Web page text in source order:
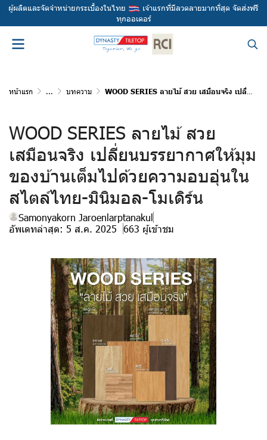
ผู้ผลิตและจัดจำหน่ายกระเบื้องในไทย
เจ้าแรกที่มีลวดลายมากที่สุด จัดส่งฟรี
ทุกออเดอร์
หน้าแรก ... บทความ WOOD SERIES ลายไม้ สวย เสมือนจริง เปลี่ยนบรรยากาศให้มุมของบ้านเต็มไปด้วยความอบอุ่นในสไตล์ไทย-มินิมอล-โมเดิร์น
WOOD SERIES ลายไม้ สวย
เสมือนจริง เปลี่ยนบรรยากาศให้มุม
ของบ้านเต็มไปด้วยความอบอุ่นใน
สไตล์ไทย-มินิมอล-โมเดิร์น
Samonyakorn Jaroenlarptanakul
อัพเดทล่าสุด: 5 ส.ค. 2025 663 ผู้เข้าชม